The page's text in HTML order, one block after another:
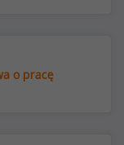
o pracę